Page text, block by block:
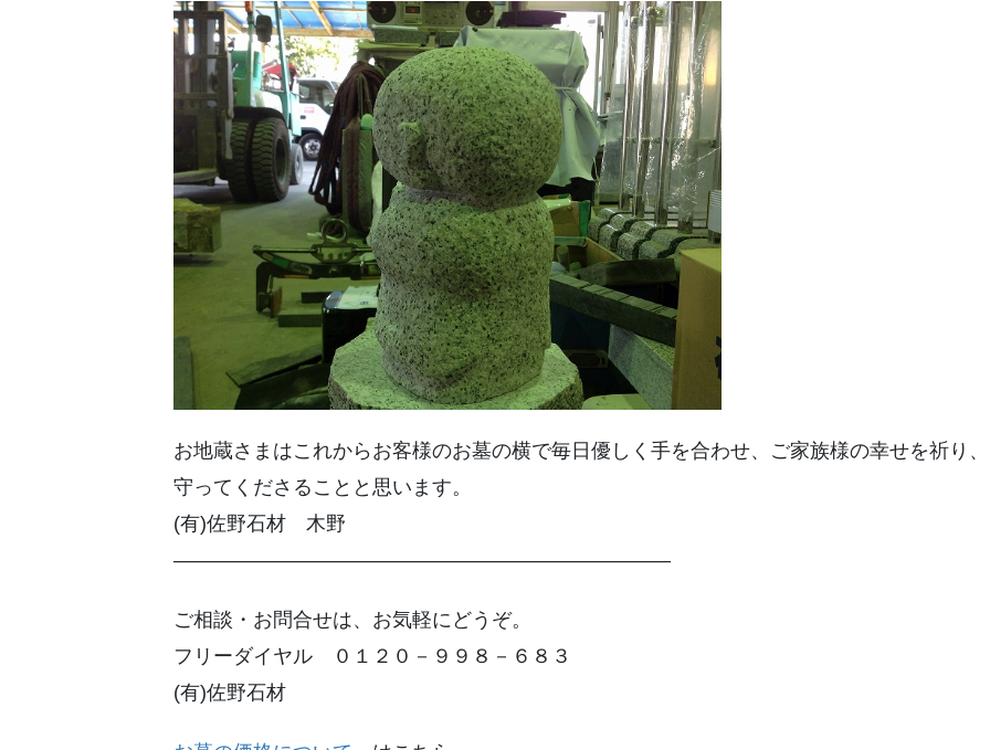
お地蔵さまはこれからお客様のお墓の横で毎日優しく手を合わせ、ご家族様の幸せを祈り
守ってくださることと思います。
(有)佐野石材 木野
—————————————————————————
ご相談・お問合せは、お気軽にどうぞ。
フリーダイヤル ０１２０－９９８－６８３
(有)佐野石材